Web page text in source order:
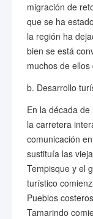
migración de
que se ha
la región ha
bien se está
muchos de
b. Desarrollo
En la década
la carretera
comunicación
sustituía las
Tempisque y el
turístico
Pueblos
Tamarindo